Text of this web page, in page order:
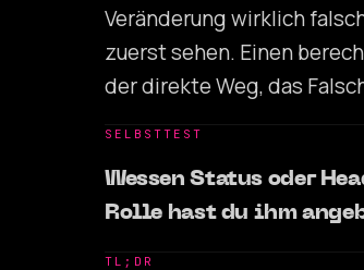
Veränderung wirklich
zuerst sehen. Einen
der direkte Weg, das
SELBSTTEST
Wessen Status oder
Rolle hast du ihm
TL;DR